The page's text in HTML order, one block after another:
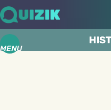
MENU